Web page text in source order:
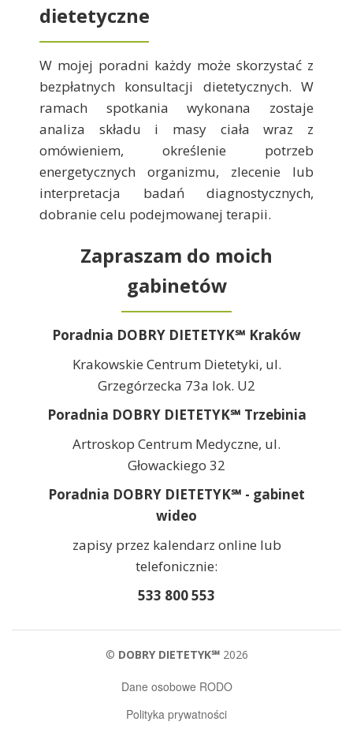
dietetyczne
W mojej poradni każdy może skorzystać z
bezpłatnych konsultacji dietetycznych. W
ramach spotkania wykonana zostaje
analiza składu i masy ciała wraz z
omówieniem, określenie potrzeb
energetycznych organizmu, zlecenie lub
interpretacja badań diagnostycznych,
dobranie celu podejmowanej terapii.
Zapraszam do moich
gabinetów
Poradnia DOBRY DIETETYK℠ Kraków
Krakowskie Centrum Dietetyki, ul.
Grzegórzecka 73a lok. U2
Poradnia DOBRY DIETETYK℠ Trzebinia
Artroskop Centrum Medyczne, ul.
Głowackiego 32
Poradnia DOBRY DIETETYK℠ - gabinet
wideo
zapisy przez kalendarz online lub
telefonicznie:
533 800 553
© DOBRY DIETETYK℠2026
Dane osobowe RODO
Polityka prywatności